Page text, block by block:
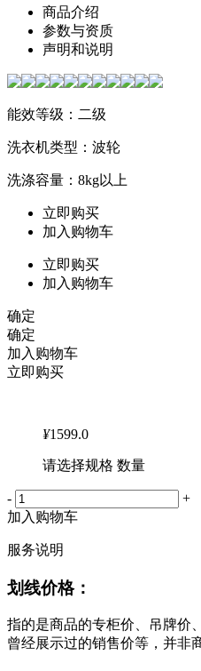
商品介绍
参数与资质
声明和说明
能效等级：二级
洗衣机类型：波轮
洗涤容量：8kg以上
立即购买
加入购物车
立即购买
加入购物车
确定
确定
加入购物车
立即购买
¥1599.0
请选择规格 数量
-
+
加入购物车
服务说明
划线价格：
指的是商品的专柜价、吊牌价
曾经展示过的销售价等，并非